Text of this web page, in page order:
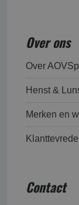
Over ons
Over
Henst &
Merken en
Contact